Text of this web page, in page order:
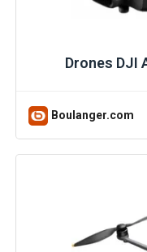
Drones DJI
Boulanger.com